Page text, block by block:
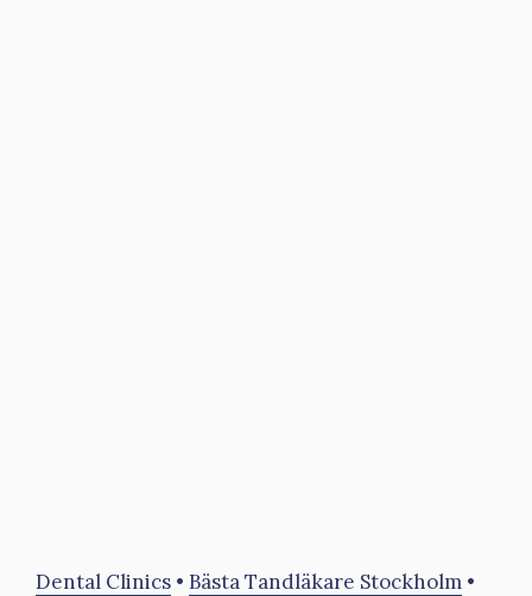
Dental Clinics • Bästa Tandläkare Stockholm •